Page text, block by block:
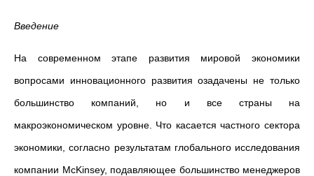
Введение
На современном этапе развития мировой экономики
вопросами инновационного развития озадачены не только
большинство компаний, но и все страны на
макроэкономическом уровне. Что касается частного сектора
экономики, согласно результатам глобального исследования
компании McKinsey, подавляющее большинство менеджеров